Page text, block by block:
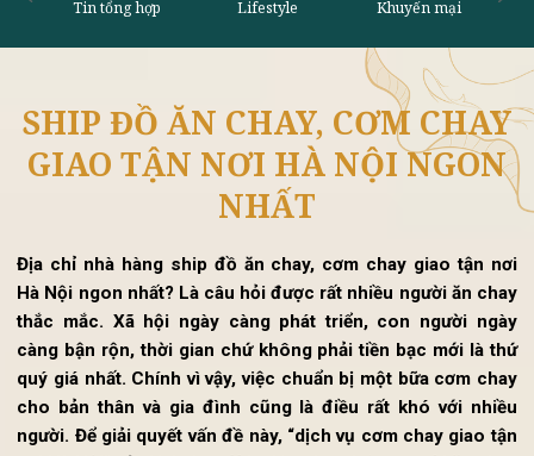
Tin tổng hợp Lifestyle
SHIP ĐỒ ĂN CHAY, CƠM
GIAO TẬN NƠI HÀ NỘI NGON
NHẤT
Địa chỉ nhà hàng ship đồ ăn chay, cơm chay giao tận
Hà Nội ngon nhất? Là câu hỏi được rất nhiều người ăn
thắc mắc. Xã hội ngày càng phát triển, con người
càng bận rộn, thời gian chứ không phải tiền bạc mới là
quý giá nhất. Chính vì vậy, việc chuẩn bị một bữa cơm